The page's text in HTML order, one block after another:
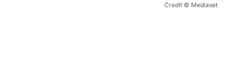
Credit © Mediaset